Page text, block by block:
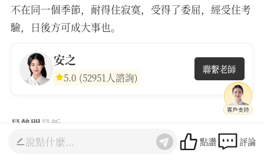
不在同一個季節，耐得住寂寞，受得了委屈，經受住考
驗，日後方可成大事也。
安之
5.0 (52951人諮詢)
聯繫老師
最熱門最新
點讚 評論